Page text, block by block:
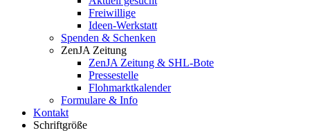
Freiwillige
Ideen-Werkstatt
Spenden & Schenken
ZenJA Zeitung
ZenJA Zeitung & SHL-Bote
Pressestelle
Flohmarktkalender
Formulare & Info
Kontakt
Schriftgröße